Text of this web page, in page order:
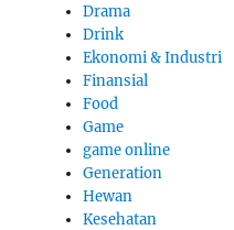
Drama
Drink
Ekonomi & Industri
Finansial
Food
Game
game online
Generation
Hewan
Kesehatan